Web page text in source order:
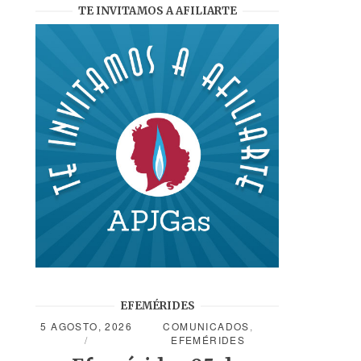
TE INVITAMOS A AFILIARTE
EFEMÉRIDES
5 AGOSTO, 2026
COMUNICADOS,
EFEMÉRIDES